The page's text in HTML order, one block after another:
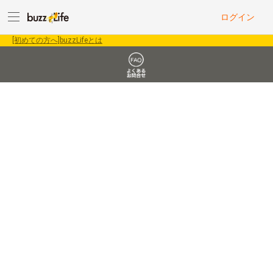
ログイン
[初めての方へ]buzzLifeとは